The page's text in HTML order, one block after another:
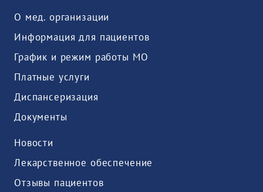
О мед. организации
Информация для пациентов
График и режим работы МО
Платные услуги
Диспансеризация
Документы
Новости
Лекарственное обеспечение
Отзывы пациентов